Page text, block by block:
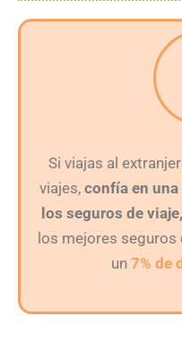
Si viajas al
viajes, confía en
los seguros de viaje,
los mejores seguros
un 7% de